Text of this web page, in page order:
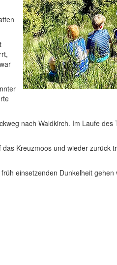
nach Waldkirch. Im Laufe des
Kreuzmoos und wieder zurück
einsetzenden Dunkelheit gehen